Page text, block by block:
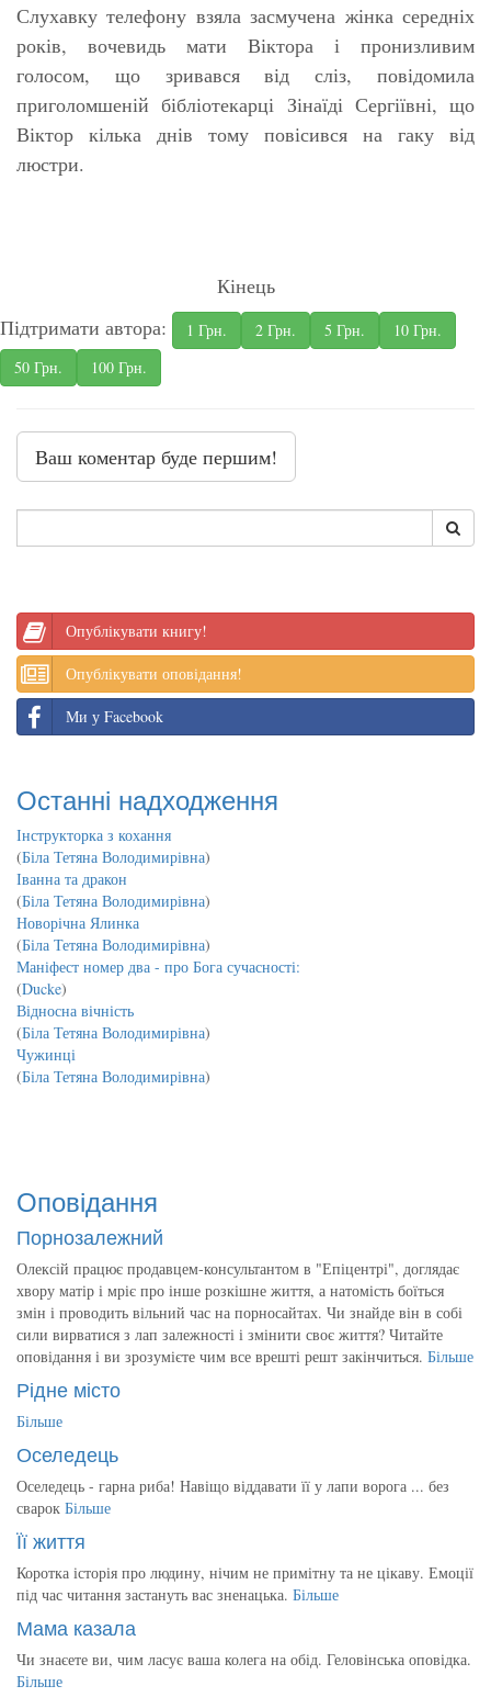
Слухавку телефону взяла засмучена жінка середніх
років, вочевидь мати Віктора і пронизливим
голосом, що зривався від сліз, повідомила
приголомшеній бібліотекарці Зінаїді Сергіївні, що
Віктор кілька днів тому повісився на гаку від
люстри.
Кінець
Підтримати автора:
1 Грн. 2 Грн. 5 Грн.
10 Грн.
50 Грн.
100 Грн.
Ваш коментар буде першим!
Опублікувати книгу!
Опублікувати оповідання!
Ми у Facebook
Останні надходження
Інструкторка з кохання
(Біла Тетяна Володимирівна)
Іванна та дракон
(Біла Тетяна Володимирівна)
Новорічна Ялинка
(Біла Тетяна Володимирівна)
Маніфест номер два - про Бога сучасності:
(Ducke)
Відносна вічність
(Біла Тетяна Володимирівна)
Чужинці
(Біла Тетяна Володимирівна)
Оповідання
Порнозалежний
Олексій працює продавцем-консультантом в "Епіцентрі", доглядає
хвору матір і мріє про інше розкішне життя, а натомість боїться
змін і проводить вільний час на порносайтах. Чи знайде він в собі
сили вирватися з лап залежності і змінити своє життя? Читайте
оповідання і ви зрозумієте чим все врешті решт закінчиться. Більше
Рідне місто
Більше
Оселедець
Оселедець - гарна риба! Навіщо віддавати її у лапи ворога ... без
сварок Більше
Її життя
Коротка історія про людину, нічим не примітну та не цікаву. Емоції
під час читання застануть вас зненацька. Більше
Мама казала
Чи знаєете ви, чим ласує ваша колега на обід. Геловінська оповідка.
Більше